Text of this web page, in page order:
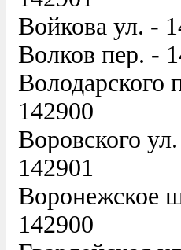
Войкова ул. -
Волков пер. -
Володарского
142900
Воровского
142901
Воронежское
142900